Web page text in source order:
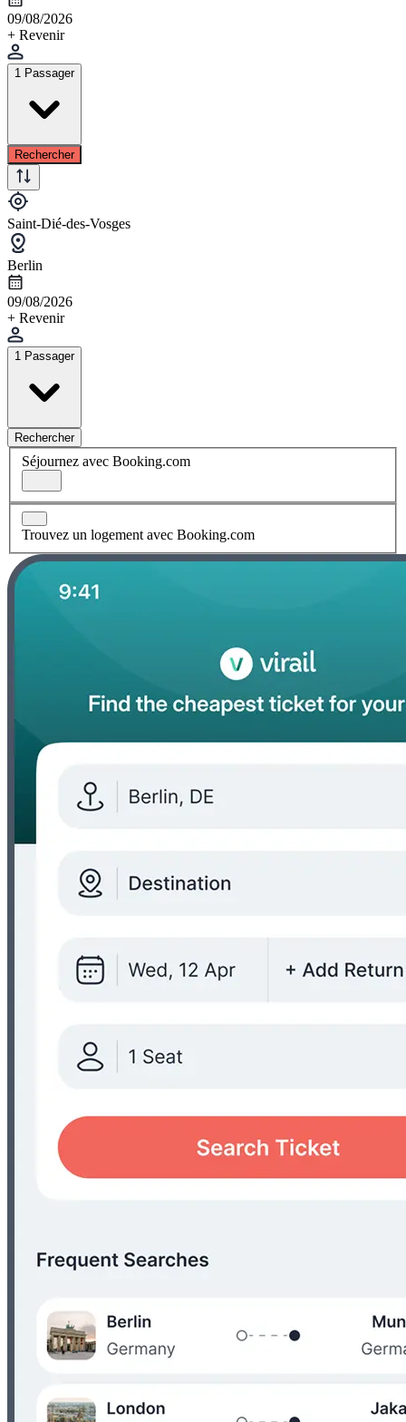
09/08/2026
+ Revenir
1 Passager
Rechercher
Saint-Dié-des-Vosges
Berlin
09/08/2026
+ Revenir
1 Passager
Rechercher
Séjournez avec Booking.com
Trouvez un logement avec Booking.com